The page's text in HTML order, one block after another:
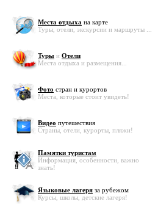
Места отдыха на карте
Туры, отели, экскурсии и маршруты ...
Туры и Отели
Места отдыха и размещения...
Фото стран и курортов
Места, которые стоит увидеть!
Видео путешествия
Страны, отели, курорты, пляжи!
Памятки туристам
Информация, особенности, важно
знать!
Языковые лагеря за рубежом
Курсы, школы, детские лагеря!